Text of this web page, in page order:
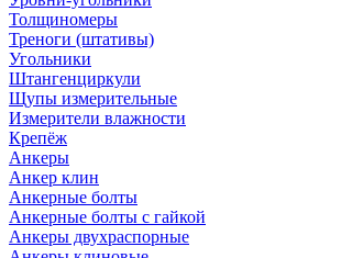
Толщиномеры
Треноги (штативы)
Угольники
Штангенциркули
Щупы измерительные
Измерители влажности
Крепёж
Анкеры
Анкер клин
Анкерные болты
Анкерные болты с гайкой
Анкеры двухраспорные